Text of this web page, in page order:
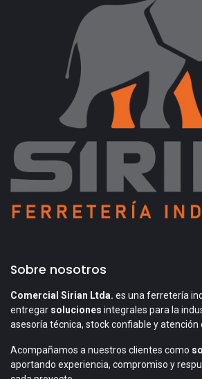
Sobre nosotros
Comercial Sirian Ltda. es una ferretería
entregar soluciones integrales para la
asesoría técnica, stock confiable y atención
Acompañamos a nuestros clientes como
aportando experiencia, compromiso y